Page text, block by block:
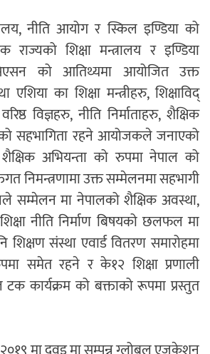
नीति आयोग र स्किल इण्डिया को
शिक्षा मन्त्रालय र इण्डिया
को आतिथ्यमा आयोजित उक्त
का शिक्षा मन्त्रीहरु, शिक्षाविद्
विज्ञहरु, नीति निर्माताहरु, शैक्षिक
सहभागिता रहने आयोजकले जनाएको
शैक्षिक अभियन्ता को रुपमा नेपाल को
निमन्त्रणामा उक्त सम्मेलनमा सहभागी
सम्मेलन मा नेपालको शैक्षिक अवस्था,
नीति निर्माण बिषयको छलफल मा
शिक्षण संस्था एवार्ड वितरण समारोहमा
समेत रहने र के१२ शिक्षा प्रणाली
कार्यक्रम को बक्ताको रूपमा प्रस्तुत